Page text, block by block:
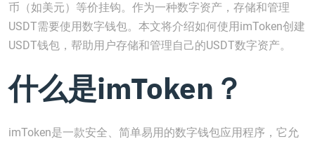
币（如美元）等价挂钩。作为一种数字资产，存储和管理
USDT需要使用数字钱包。本文将介绍如何使用imToken创建
USDT钱包，帮助用户存储和管理自己的USDT数字资产。
什么是imToken？
imToken是一款安全、简单易用的数字钱包应用程序，它允